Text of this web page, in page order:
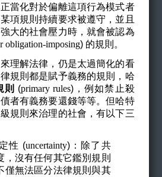
當化對於偏離這項行為模式者
項規則持續要求被遵守，並且
大的社會壓力時，就會被認為
obligation-imposing) 的規則。
解法律，仍是太過簡化的看
規則都是賦予義務的規則，哈
則 (primary rules) ，例如禁止殺
者有義務要還錢等等。但哈特
規則來治理的社會，有以下三
性 (uncertainty)：除了共
，沒有任何其它鑑別規則
僅無法區分法律規則與其